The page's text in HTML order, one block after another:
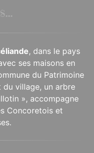
, dans le pays
ses maisons en
du Patrimoine
du village, un arbre
», accompagne
Concoretois et